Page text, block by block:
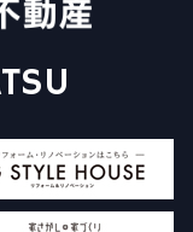
第20412号
第8168号
Instagram
コラム
査定依頼フォーム